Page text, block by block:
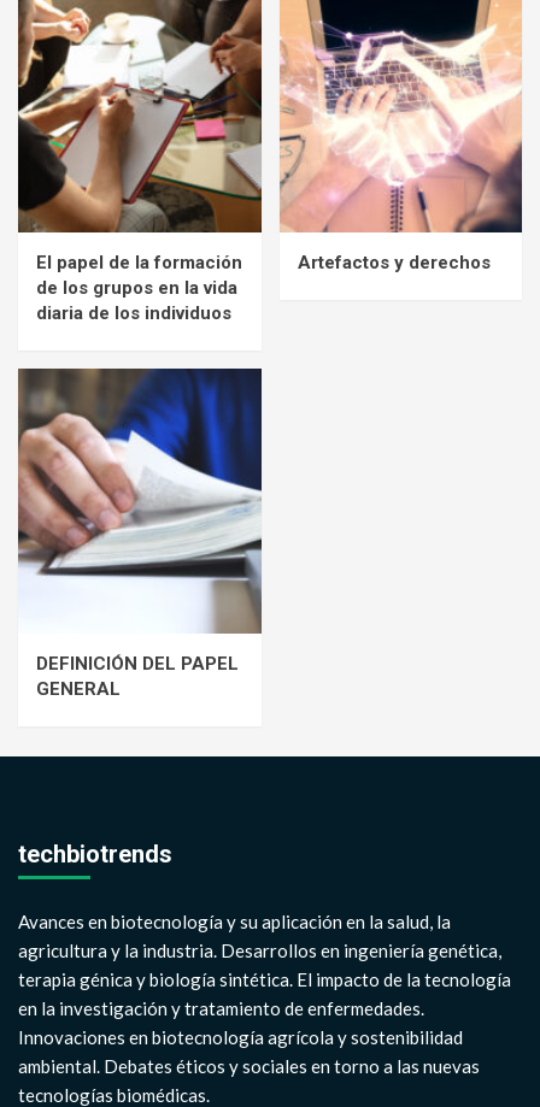
El papel de la formación
de los grupos en la vida
diaria de los individuos
Artefactos y derechos
DEFINICIÓN DEL PAPEL
GENERAL
techbiotrends
Avances en biotecnología y su aplicación en la salud, la
agricultura y la industria. Desarrollos en ingeniería genética,
terapia génica y biología sintética. El impacto de la tecnología
en la investigación y tratamiento de enfermedades.
Innovaciones en biotecnología agrícola y sostenibilidad
ambiental. Debates éticos y sociales en torno a las nuevas
tecnologías biomédicas.